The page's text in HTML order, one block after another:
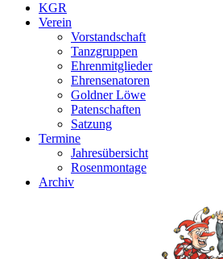
KGR
Verein
Vorstandschaft
Tanzgruppen
Ehrenmitglieder
Ehrensenatoren
Goldner Löwe
Patenschaften
Satzung
Termine
Jahresübersicht
Rosenmontage
Archiv